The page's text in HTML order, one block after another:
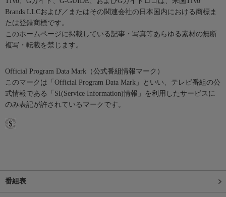
Brands LLCおよび／またはその関連会社の日本国内における商標ま
たは登録商標です。
このホームページに掲載している記事・写真等あらゆる素材の無断
複写・転載を禁じます。
Official Program Data Mark（公式番組情報マーク）
このマークは「Official Program Data Mark」といい、テレビ番組の公
式情報である「SI(Service Information)情報」を利用したサービスに
のみ表記が許されているマークです。
番組表